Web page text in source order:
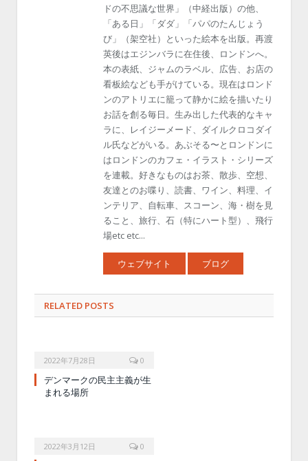
ドの不思議な世界」（中経出版）の他、
「ある日」「ダダ」「パパのたんじょう
び」（架空社）といった絵本を出版。再渡
英後はエジンバラに在住後、ロンドンへ。
本の表紙、ジャムのラベル、広告、お店の
看板絵なども手がけている。現在はロンド
ンのアトリエに籠って静かに絵を描いたり
お話を創る毎日。生み出した代表的なキャ
ラに、レイジーメード、ダイルクロコダイ
ル氏などがいる。あぶそる〜とロンドンに
はロンドンのカフェ・イラスト・シリーズ
を連載。好きなものはお茶、散歩、空想、
友達とのお喋り、読書、ワイン、料理、イ
ンテリア、自転車、スコーン、海・樹を見
ること、旅行、石（特にハート型）、飛行
場etc etc...
ウェブサイト ブログ
RELATED POSTS
2022年7月28日 0
デンマークの民主主義が生
まれる場所
2022年3月12日 0